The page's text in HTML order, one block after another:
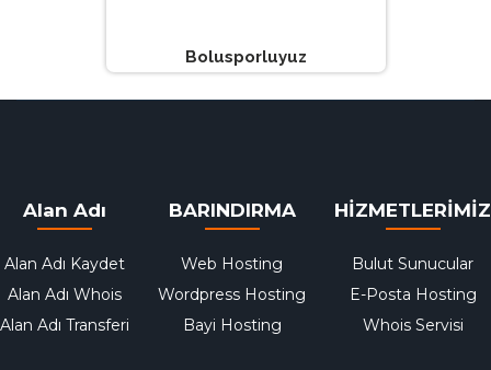
Bolusporluyuz
Alan Adı
Alan Adı Kaydet
Alan Adı Whois
Alan Adı Transferi
BARINDIRMA
Web Hosting
Wordpress Hosting
Bayi Hosting
HİZMETLERİMİZ
Bulut Sunucular
E-Posta Hosting
Whois Servisi